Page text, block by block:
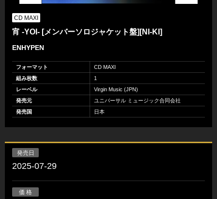
CD MAXI
宵 -YOI- [メンバーソロジャケット盤][NI-KI]
ENHYPEN
フォーマット
CD MAXI
組み枚数
1
レーベル
Virgin Music (JPN)
発売元
ユニバーサル ミュージック合同会社
発売国
日本
発売日
2025-07-29
価 格